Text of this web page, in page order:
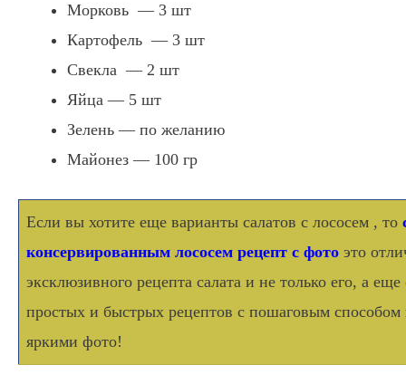
Морковь — 3 шт
Картофель — 3 шт
Свекла — 2 шт
Яйца — 5 шт
Зелень — по желанию
Майонез — 100 гр
Если вы хотите еще варианты салатов с лососем , то
консервированным лососем рецепт с фото это
эксклюзивного рецепта салата и не только его, а
простых и быстрых рецептов с пошаговым способом
яркими фото!